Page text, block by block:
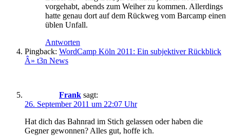
vorgehabt, abends zum Weiher zu kommen. Allerdings
hatte genau dort auf dem Rückweg vom Barcamp einen
üblen Unfall.
Antworten
Pingback: WordCamp Köln 2011: Ein subjektiver Rückblick
Â» t3n News
Frank sagt:
26. September 2011 um 22:07 Uhr
Hat dich das Bahnrad im Stich gelassen oder haben die
Gegner gewonnen? Alles gut, hoffe ich.